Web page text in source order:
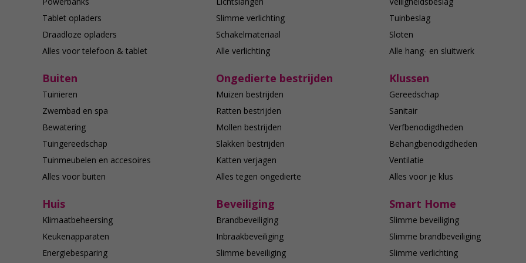
Tablet opladers
Draadloze opladers
Alles voor telefoon & tablet
Slimme verlichting
Schakelmateriaal
Alle verlichting
Tuinbeslag
Sloten
Alle hang- en sluitwerk
Buiten
Tuinieren
Zwembad en spa
Bewatering
Tuingereedschap
Tuinmeubelen en accesoires
Alles voor buiten
Ongedierte bestrijden
Muizen bestrijden
Ratten bestrijden
Mollen bestrijden
Slakken bestrijden
Katten verjagen
Alles tegen ongedierte
Klussen
Gereedschap
Sanitair
Verfbenodigdheden
Behangbenodigdheden
Ventilatie
Alles voor je klus
Huis
Klimaatbeheersing
Keukenapparaten
Energiebesparing
Beveiliging
Brandbeveiliging
Inbraakbeveiliging
Slimme beveiliging
Smart Home
Slimme beveiliging
Slimme brandbeveiliging
Slimme verlichting